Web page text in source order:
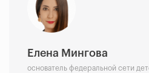
Елена Мингова
основатель федеральной сети